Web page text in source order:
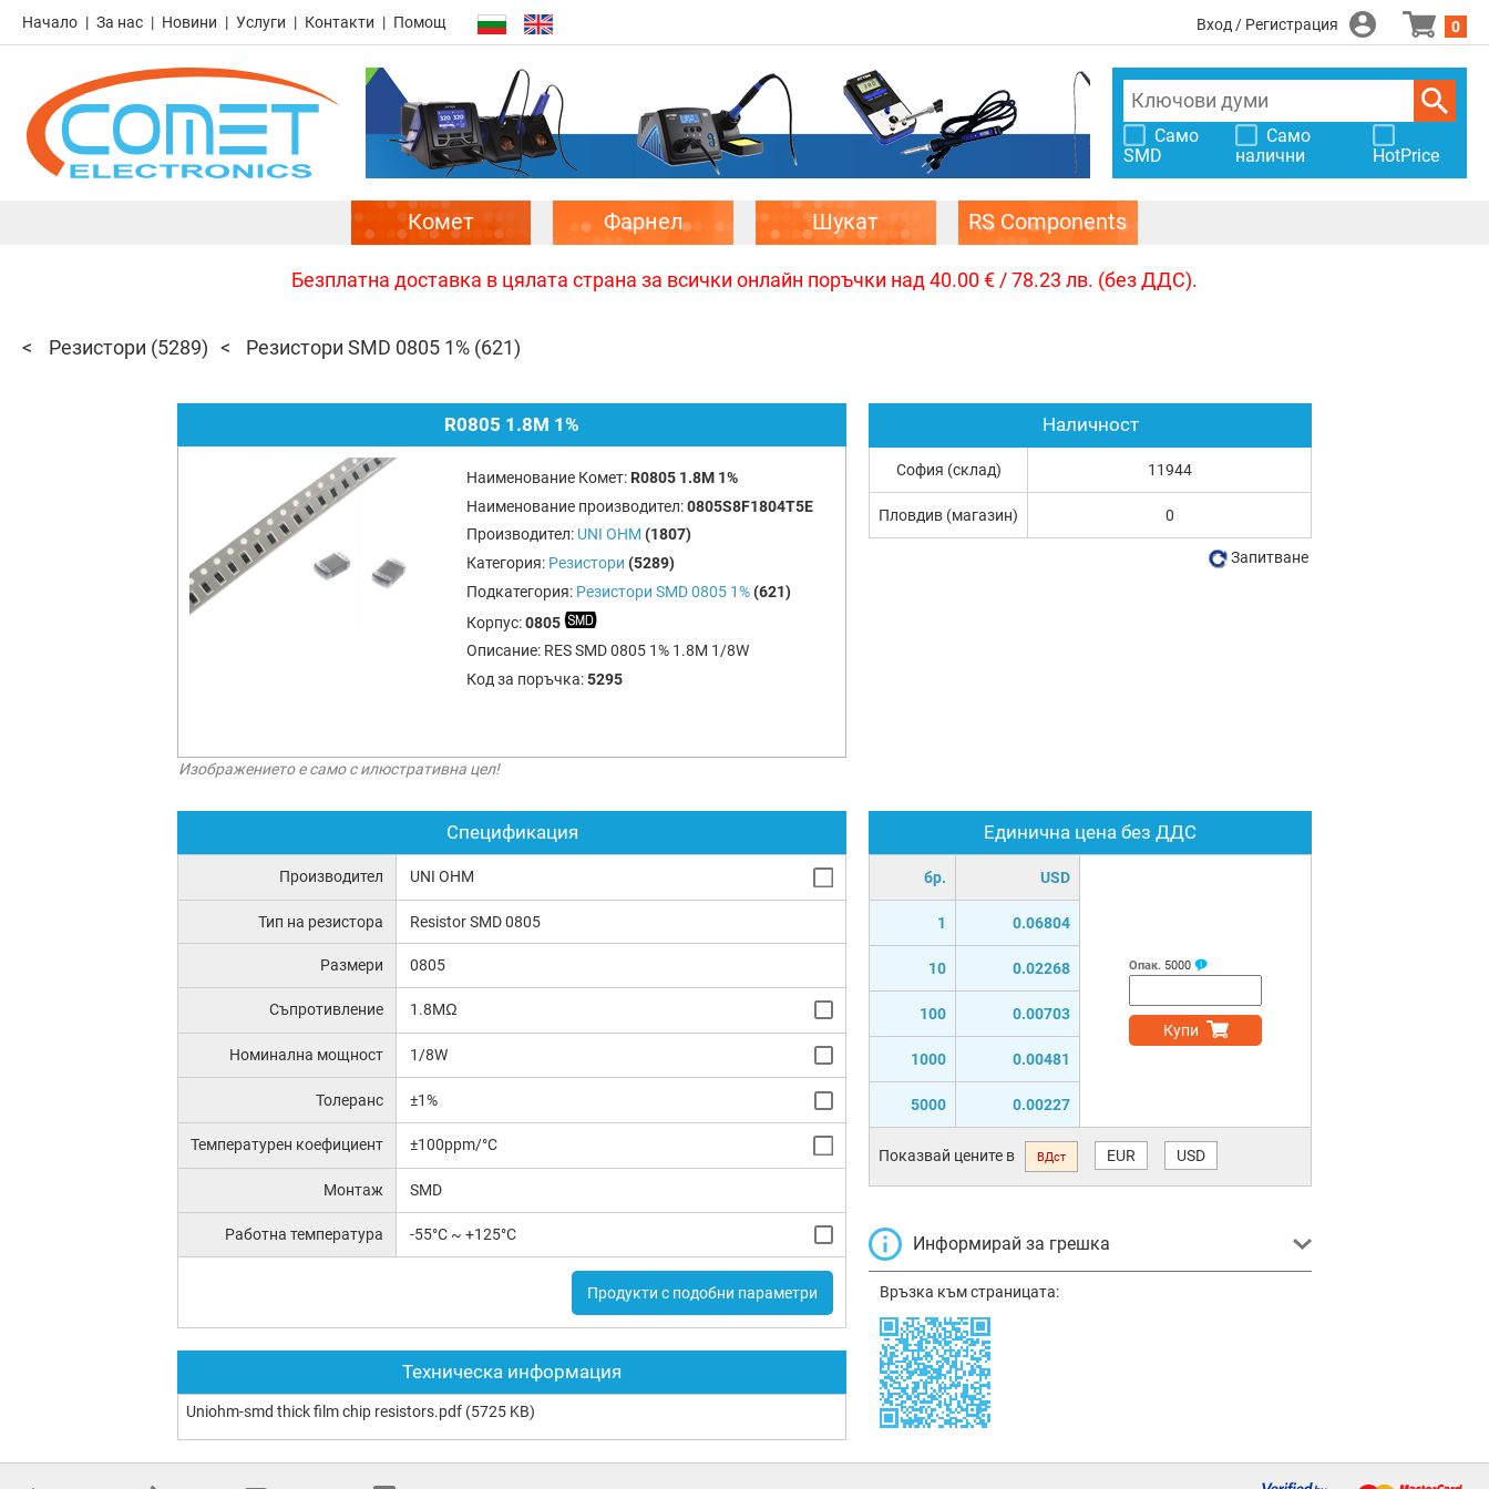
Начало За нас Новини Услуги Контакти Помощ Вход / Регистрация 0
Само
SMD
Само
налични
HotPrice
Комет Фарнел Шукат RS Components
Безплатна доставка в цялата страна за всички онлайн поръчки над 40.00 € / 78.23 лв. (без ДДС).
Резистори (5289) Резистори SMD 0805 1% (621)
R0805 1.8M 1%
Наименование Комет: R0805 1.8M 1%
Наименование производител:0805S8F1804T5E
Производител: UNI OHM (1807)
Категория: Резистори (5289)
Подкатегория: Резистори SMD 0805 1% (621)
Корпус:0805
Описание: RES SMD 0805 1% 1.8M 1/8W
Код за поръчка:5295
Изображението е само с илюстративна цел!
Спецификация
Производител UNI OHM
Тип на резистора Resistor SMD 0805
Размери 0805
Съпротивление 1.8MΩ
Номинална мощност 1/8W
Толеранс ±1%
Температурен коефициент ±100ppm/°C
Монтаж SMD
Работна температура -55°C ~ +125°C
Продукти с подобни параметри
Техническа информация
Uniohm-smd thick film chip resistors.pdf (5725 KB)
Единична цена без ДДС
бр. USD
1 0.06804
10 0.02268
100 0.00703
1000 0.00481
5000 0.00227
Опак. 5000
Купи
Показвай цените в ВДст EUR USD
Информирай за грешка
Връзка към страницата:
Наличност
София (склад) 11944
Пловдив (магазин) 0
Запитване